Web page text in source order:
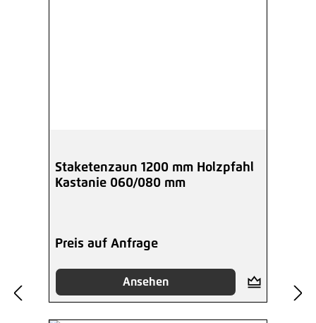
Staketenzaun 1200 mm Holzpfahl
Kastanie 060/080 mm
Preis auf Anfrage
Ansehen